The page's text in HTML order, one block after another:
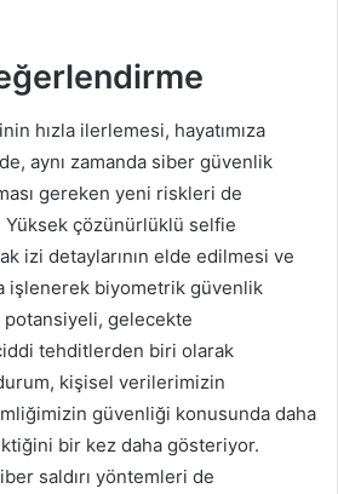
hızla ilerlemesi, hayatımıza
aynı zamanda siber güvenlik
gereken yeni riskleri de
çözünürlüklü selfie
izi detaylarının elde edilmesi ve
işlenerek biyometrik güvenlik
potansiyeli, gelecekte
tehditlerden biri olarak
durum, kişisel verilerimizin
güvenliği konusunda daha
bir kez daha gösteriyor.
saldırı yöntemleri de